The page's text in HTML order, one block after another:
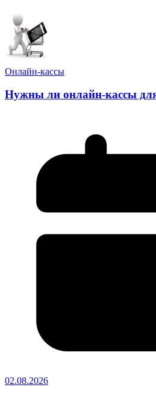
Онлайн-кассы
Нужны ли онлайн-кассы
02.08.2026